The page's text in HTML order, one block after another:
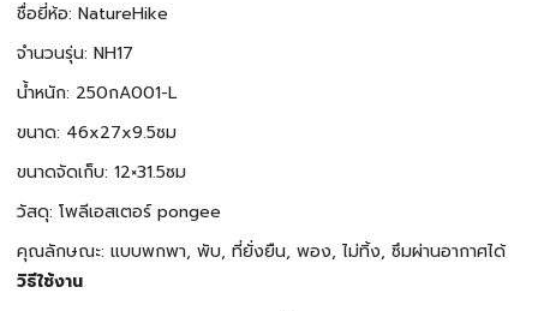
ชื่อยี่ห้อ: NatureHike
จำนวนรุ่น: NH17
น้ำหนัก: 250กA001-L
ขนาด: 46x27x9.5ซม
ขนาดจัดเก็บ: 12×31.5ซม
วัสดุ: โพลีเอสเตอร์ pongee
คุณลักษณะ: แบบพกพา, พับ, ที่ยั่งยืน, พอง, ไม่ทิ้ง, ซึมผ่านอากาศได้
วิธีใช้งาน